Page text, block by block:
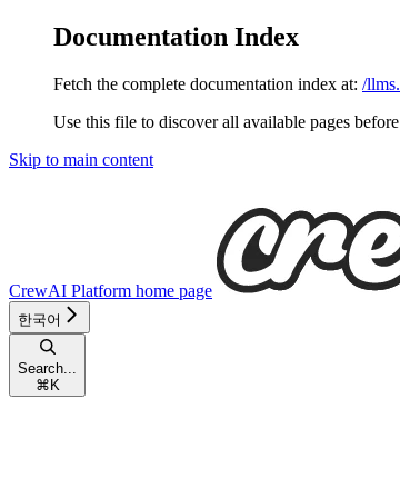
Documentation Index
Fetch the complete documentation index at: /
Use this file to discover all available pages
Skip to main content
CrewAI Platform home page
한국어
Search...
⌘ K